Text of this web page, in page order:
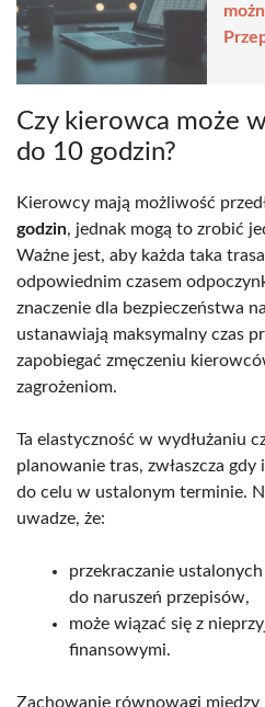
Czy kierowca może
do 10 godzin?
Kierowcy mają możliwość
godzin, jednak mogą to zrobić
Ważne jest, aby każda taka
odpowiednim czasem
znaczenie dla bezpieczeństwa
ustanawiają maksymalny czas
zapobiegać zmęczeniu
zagrożeniom.
Ta elastyczność w wydłużaniu
planowanie tras, zwłaszcza
do celu w ustalonym terminie.
uwadze, że:
przekraczanie
do naruszeń przepisów,
może wiązać się z
finansowymi.
Zachowanie równowagi między